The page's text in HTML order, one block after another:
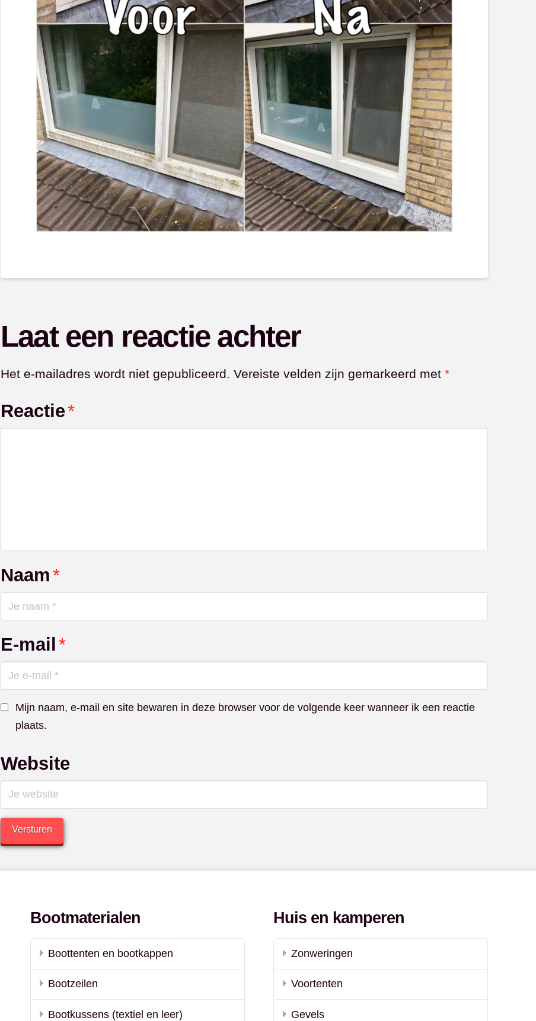
Laat een reactie achter
Het e-mailadres wordt niet gepubliceerd. Vereiste velden zijn gemarkeerd met *
Reactie*
Naam*
E-mail*
Mijn naam, e-mail en site bewaren in deze browser voor de volgende keer wanneer ik een reactie
plaats.
Website
Bootmaterialen
Boottenten en bootkappen
Bootzeilen
Bootkussens (textiel en leer)
Huis en kamperen
Zonweringen
Voortenten
Gevels